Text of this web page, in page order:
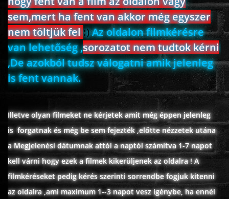
THRILLER
KRIMI
DRÁMA
HÁBORÚS
KATASZTRÓFA
CSALÁDI
sem,mert ha fent van akkor még egyszer
nem töltjük fel:)Az oldalon filmkérésre
van lehetőség ,sorozatot nem tudtok kérni
,De azokból tudsz válogatni amik jelenleg
is fent vannak.
Illetve olyan filmeket ne kérjetek amit még éppen jelenleg
is forgatnak és még be sem fejezték ,előtte nézzetek utána
a Megjelenési dátumnak attól a naptól számítva 1-7 napot
kell várni hogy ezek a filmek kikerüljenek az oldalra ! A
filmkéréseket pedig kérés szerinti sorrendbe fogjuk kitenni
az oldalra ,ami maximum 1--3 napot vesz igénybe, ha ennél